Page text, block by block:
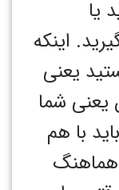
یا
اینکه
یعنی
شما
با هم
هماهنگ